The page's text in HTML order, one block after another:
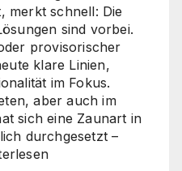
merkt schnell: Die
sind vorbei.
provisorischer
klare Linien,
im Fokus.
aber auch im
sich eine Zaunart in
durchgesetzt –